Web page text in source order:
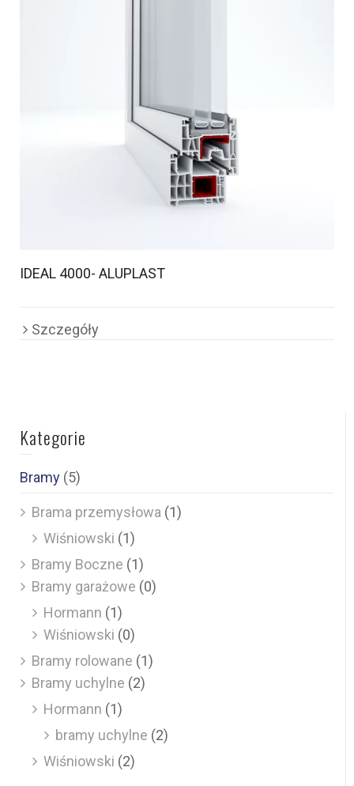
IDEAL 4000- ALUPLAST
Szczegóły
Kategorie
Bramy (5)
Brama przemysłowa (1)
Wiśniowski (1)
Bramy Boczne (1)
Bramy garażowe (0)
Hormann (1)
Wiśniowski (0)
Bramy rolowane (1)
Bramy uchylne (2)
Hormann (1)
bramy uchylne (2)
Wiśniowski (2)